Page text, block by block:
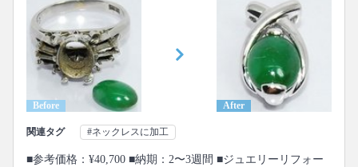
Before After
関連タグ #ネックレスに加工
■参考価格：¥40,700 ■納期：2〜3週間 ■ジュエリーリフォー